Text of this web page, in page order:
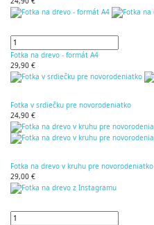
Fotka na drevo - formát A4
29,90 €
Fotka v srdiečku pre novorodeniatko
24,90 €
Fotka na drevo v kruhu pre novorodeniatko
29,00 €